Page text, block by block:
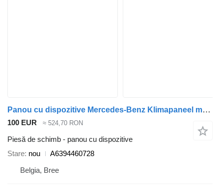
Panou cu dispozitive Mercedes-Benz Klimapaneel mercedes vito/viano A6394460728 pentru automobil
100 EUR ≈ 524,70 RON
Piesă de schimb - panou cu dispozitive
Stare nou
A6394460728
Belgia, Bree